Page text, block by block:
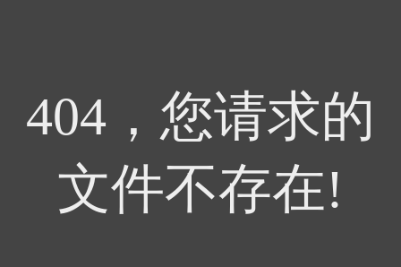
404，您请求的
文件不存在!